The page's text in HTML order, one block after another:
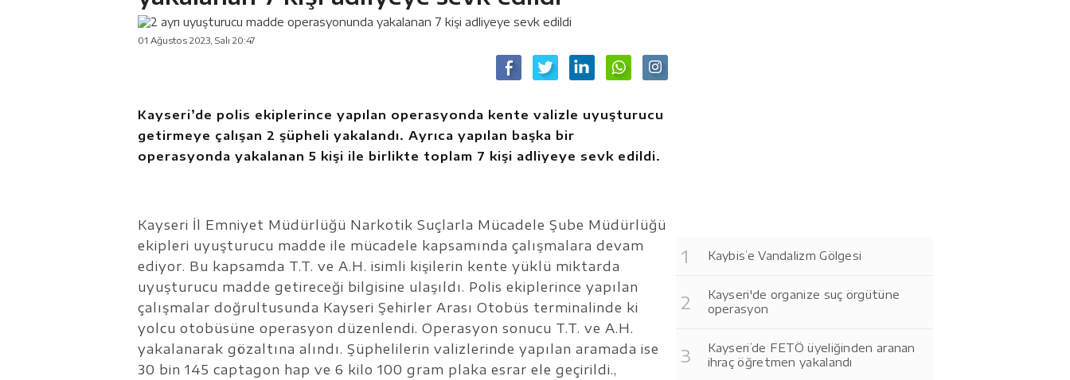
01 Ağustos 2023, Salı 20:47
Kayseri’de polis ekiplerince yapılan operasyonda kente valizle uyuşturucu
getirmeye çalışan 2 şüpheli yakalandı. Ayrıca yapılan başka bir
operasyonda yakalanan 5 kişi ile birlikte toplam 7 kişi adliyeye sevk edildi.
Kayseri İl Emniyet Müdürlüğü Narkotik Suçlarla Mücadele Şube Müdürlüğü
ekipleri uyuşturucu madde ile mücadele kapsamında çalışmalara devam
ediyor. Bu kapsamda T.T. ve A.H. isimli kişilerin kente yüklü miktarda
uyuşturucu madde getireceği bilgisine ulaşıldı. Polis ekiplerince yapılan
çalışmalar doğrultusunda Kayseri Şehirler Arası Otobüs terminalinde ki
yolcu otobüsüne operasyon düzenlendi. Operasyon sonucu T.T. ve A.H.
yakalanarak gözaltına alındı. Şüphelilerin valizlerinde yapılan aramada ise
30 bin 145 captagon hap ve 6 kilo 100 gram plaka esrar ele geçirildi.,
Kaybis’e Vandalizm Gölgesi
Kayseri'de organize suç örgütüne
operasyon
Kayseri’de FETÖ üyeliğinden aranan
ihraç öğretmen yakalandı